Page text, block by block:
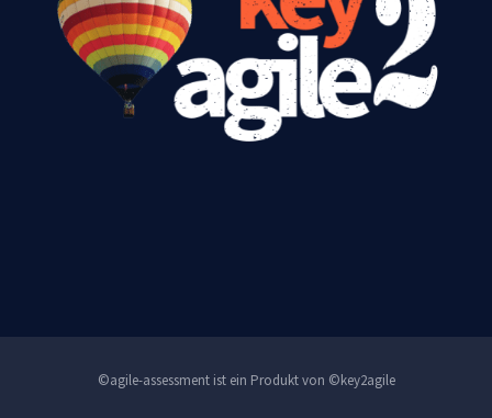
©agile-assessment ist ein Produkt von ©key2agile